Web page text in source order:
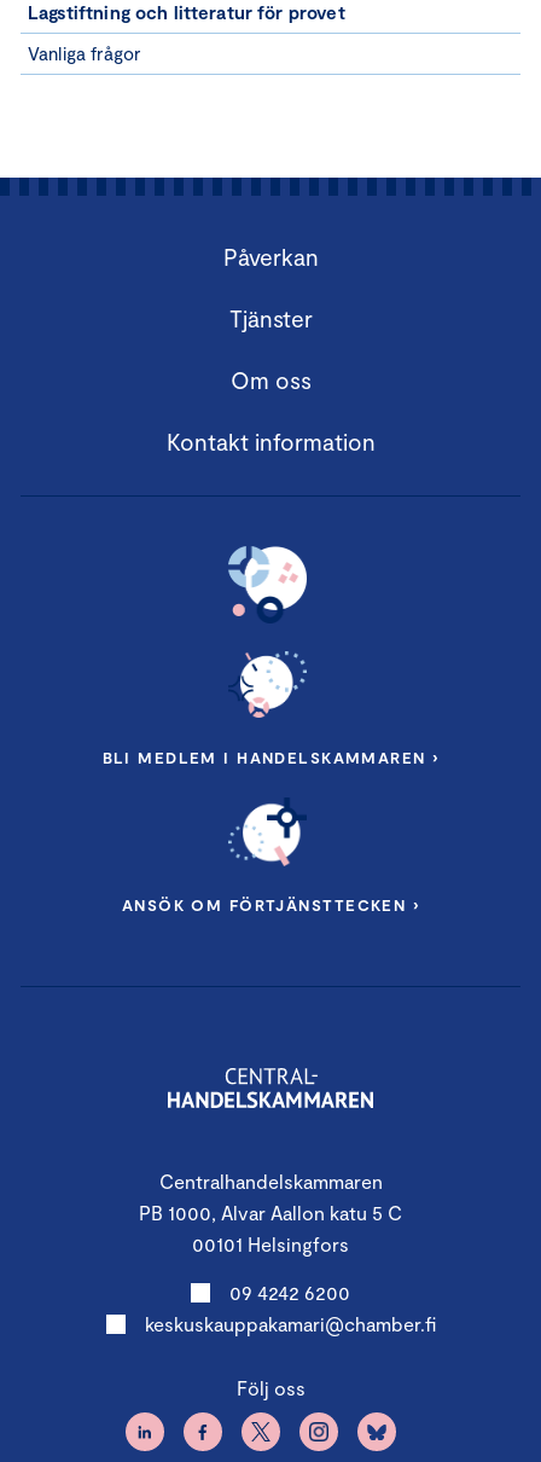
Lagstiftning och litteratur för provet
Vanliga frågor
Centralhandelskammaren
PB 1000, Alvar Aallon katu 5 C
00101 Helsingfors
09 4242 6200
keskuskauppakamari@chamber.fi
Följ oss
Påverkan
Tjänster
Om oss
Kontakt information
BLI MEDLEM I HANDELSKAMMAREN ›
ANSÖK OM FÖRTJÄNSTTECKEN ›